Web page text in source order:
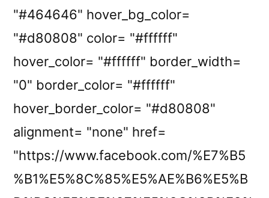
"#464646" hover_bg_color=
"#d80808" color= "#ffffff"
hover_color= "#ffffff" border_width=
"0" border_color= "#ffffff"
hover_border_color= "#d80808"
alignment= "none" href=
"https://www.facebook.com/%E7%B5
%B1%E5%8C%85%E5%AE%B6%E5%B